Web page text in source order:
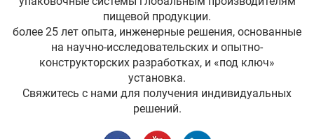
пищевой продукции.
более 25 лет опыта, инженерные решения, основанные
на научно-исследовательских и опытно-
конструкторских разработках, и «под ключ»
установка.
Свяжитесь с нами для получения индивидуальных
решений.